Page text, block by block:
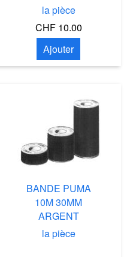
la pièce
CHF 10.00
Ajouter
BANDE PUMA
10M 30MM
ARGENT
la pièce